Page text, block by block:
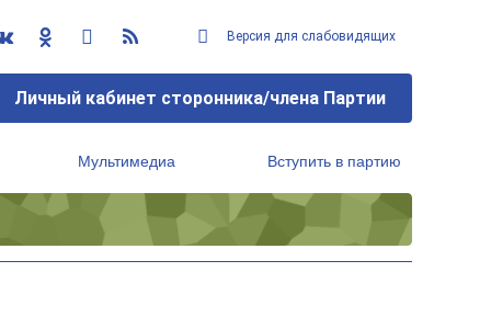
Версия для слабовидящих
Личный кабинет сторонника/члена Партии
Мультимедиа Вступить в партию